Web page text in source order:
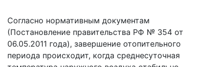
Согласно нормативным документам
(Постановление правительства РФ № 354 от
06.05.2011 года), завершение отопительного
периода происходит, когда среднесуточная